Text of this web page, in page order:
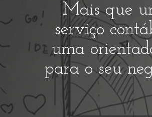
Mais que
serviço
uma
para o seu